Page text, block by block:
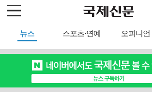
뉴스 스포츠·연예 오피니언